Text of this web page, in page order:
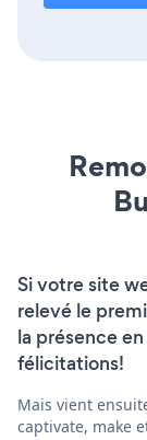
Si votre site
relevé le
la présence
félicitations!
Mais vient
captivate, make